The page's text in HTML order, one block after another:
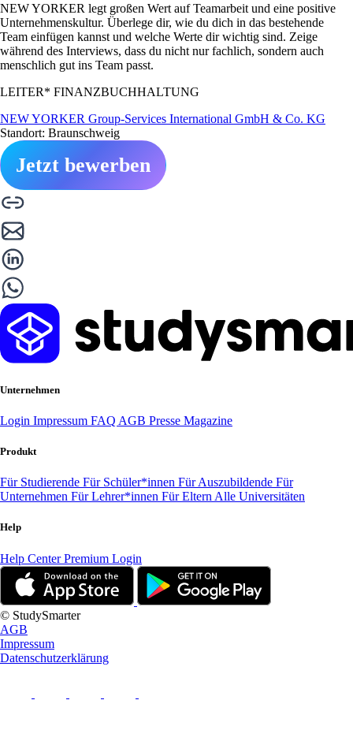
NEW YORKER legt großen Wert auf Teamarbeit und eine positive
Unternehmenskultur. Überlege dir, wie du dich in das bestehende
Team einfügen kannst und welche Werte dir wichtig sind. Zeige
während des Interviews, dass du nicht nur fachlich, sondern auch
menschlich gut ins Team passt.
LEITER* FINANZBUCHHALTUNG
NEW YORKER Group-Services International GmbH & Co. KG
Standort: Braunschweig
Jetzt bewerben
Unternehmen
Login Impressum FAQ AGB Presse Magazine
Produkt
Für Studierende Für Schüler*innen Für Auszubildende Für
Unternehmen Für Lehrer*innen Für Eltern Alle Universitäten
Help
Help CenterPremium Login
© StudySmarter
AGB
Impressum
Datenschutzerklärung